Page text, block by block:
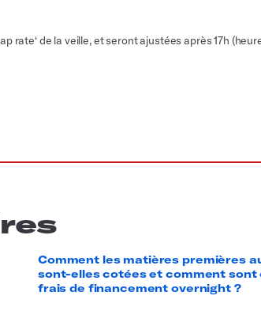
rate‘ de la veille, et seront ajustées après 17h
Comment les matières premières
sont-elles cotées et comment sont
frais de financement overnight ?